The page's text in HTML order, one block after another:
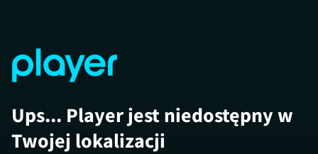
Ups... Player jest niedostępny w
Twojej lokalizacji